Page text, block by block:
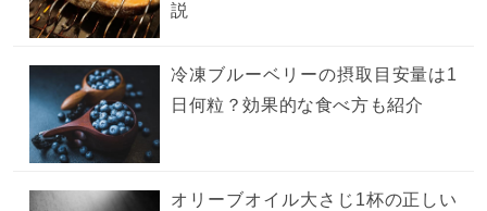
説
冷凍ブルーベリーの摂取目安量は1
日何粒？効果的な食べ方も紹介
オリーブオイル大さじ1杯の正しい